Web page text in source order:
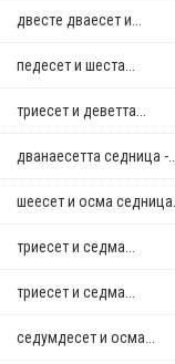
двестe дваесет и...
педесет и шеста...
триесет и деветта...
дванаесетта седница -...
шеесет и осма седница...
триесет и седма...
триесет и седма...
седумдесет и осма...